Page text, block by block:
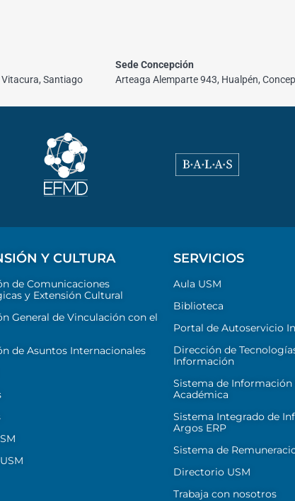
Santiago
Sede Concepción
Arteaga Alemparte 943, Hualpén,
Y CULTURA
de Comunicaciones
y Extensión Cultural
General de Vinculación con el
de Asuntos Internacionales
SERVICIOS
Aula USM
Biblioteca
Portal de Autoservicio
Dirección de
Información
Sistema de Información
Académica
Sistema Integrado de
Argos ERP
Sistema de
Directorio USM
Trabaja con nosotros